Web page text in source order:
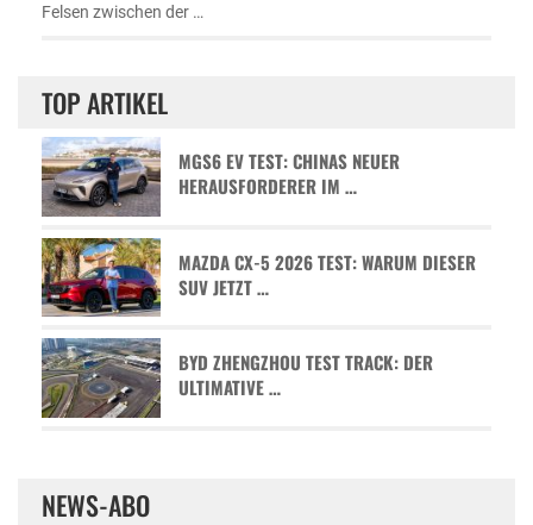
Felsen zwischen der …
TOP ARTIKEL
MGS6 EV TEST: CHINAS NEUER
HERAUSFORDERER IM …
MAZDA CX-5 2026 TEST: WARUM DIESER
SUV JETZT …
BYD ZHENGZHOU TEST TRACK: DER
ULTIMATIVE …
NEWS-ABO